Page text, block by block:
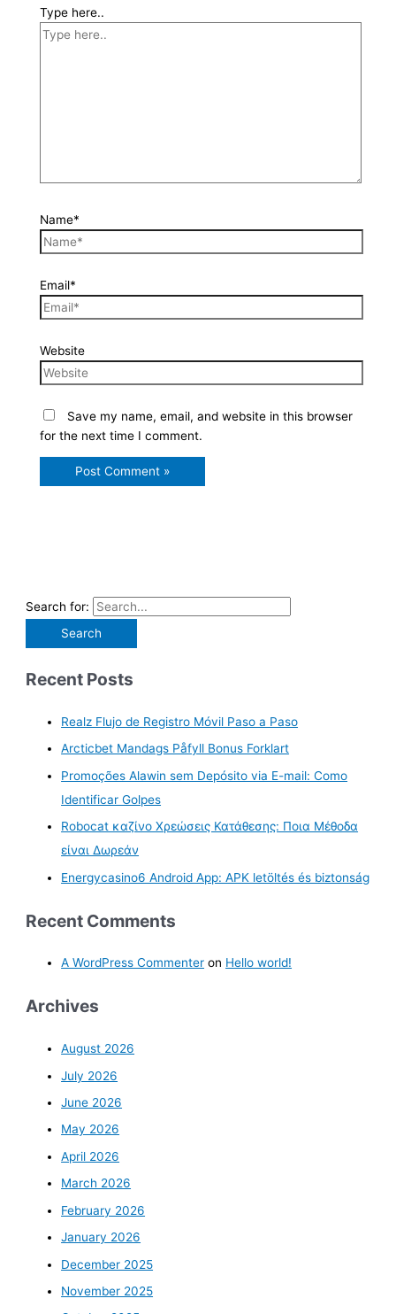
Type here..
Name*
Email*
Website
Save my name, email, and website in this browser
for the next time I comment.
Search for:
Recent Posts
Realz Flujo de Registro Móvil Paso a Paso
Arcticbet Mandags Påfyll Bonus Forklart
Promoções Alawin sem Depósito via E-mail: Como
Identificar Golpes
Robocat καζίνο Χρεώσεις Κατάθεσης: Ποια Μέθοδα
είναι Δωρεάν
Energycasino6 Android App: APK letöltés és biztonság
Recent Comments
A WordPress Commenter on Hello world!
Archives
August 2026
July 2026
June 2026
May 2026
April 2026
March 2026
February 2026
January 2026
December 2025
November 2025